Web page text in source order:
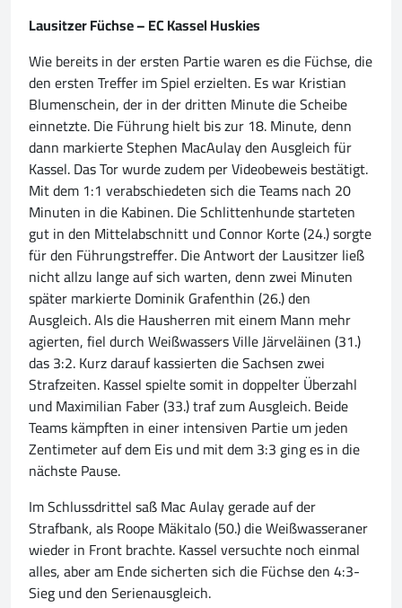
Lausitzer Füchse – EC Kassel Huskies
Wie bereits in der ersten Partie waren es die Füchse, die
den ersten Treffer im Spiel erzielten. Es war Kristian
Blumenschein, der in der dritten Minute die Scheibe
einnetzte. Die Führung hielt bis zur 18. Minute, denn
dann markierte Stephen MacAulay den Ausgleich für
Kassel. Das Tor wurde zudem per Videobeweis bestätigt.
Mit dem 1:1 verabschiedeten sich die Teams nach 20
Minuten in die Kabinen. Die Schlittenhunde starteten
gut in den Mittelabschnitt und Connor Korte (24.) sorgte
für den Führungstreffer. Die Antwort der Lausitzer ließ
nicht allzu lange auf sich warten, denn zwei Minuten
später markierte Dominik Grafenthin (26.) den
Ausgleich. Als die Hausherren mit einem Mann mehr
agierten, fiel durch Weißwassers Ville Järveläinen (31.)
das 3:2. Kurz darauf kassierten die Sachsen zwei
Strafzeiten. Kassel spielte somit in doppelter Überzahl
und Maximilian Faber (33.) traf zum Ausgleich. Beide
Teams kämpften in einer intensiven Partie um jeden
Zentimeter auf dem Eis und mit dem 3:3 ging es in die
nächste Pause.
Im Schlussdrittel saß Mac Aulay gerade auf der
Strafbank, als Roope Mäkitalo (50.) die Weißwasseraner
wieder in Front brachte. Kassel versuchte noch einmal
alles, aber am Ende sicherten sich die Füchse den 4:3-
Sieg und den Serienausgleich.